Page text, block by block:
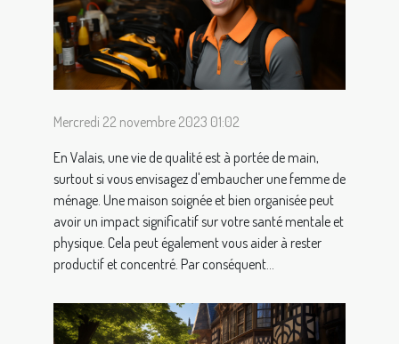
Mercredi 22 novembre 2023 01:02
En Valais, une vie de qualité est à portée de main,
surtout si vous envisagez d'embaucher une femme de
ménage. Une maison soignée et bien organisée peut
avoir un impact significatif sur votre santé mentale et
physique. Cela peut également vous aider à rester
productif et concentré. Par conséquent...